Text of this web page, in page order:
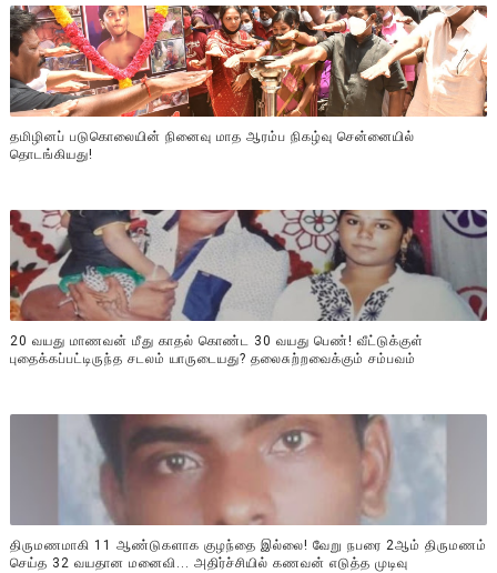
தமிழினப் படுகொலையின் நினைவு மாத ஆரம்ப நிகழ்வு சென்னையில்
தொடங்கியது!
20 வயது மாணவன் மீது காதல் கொண்ட 30 வயது பெண்! வீட்டுக்குள்
புதைக்கப்பட்டிருந்த சடலம் யாருடையது? தலைசுற்றவைக்கும் சம்பவம்
திருமணமாகி 11 ஆண்டுகளாக குழந்தை இல்லை! வேறு நபரை 2ஆம் திருமணம்
செய்த 32 வயதான மனைவி... அதிர்ச்சியில் கணவன் எடுத்த முடிவு